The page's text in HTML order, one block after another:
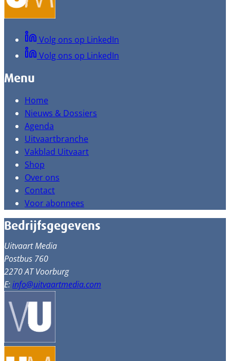
Volg ons op LinkedIn
Volg ons op LinkedIn
Menu
Home
Nieuws & Dossiers
Agenda
Uitvaartbranche
Vakblad Uitvaart
Shop
Over ons
Contact
Voor abonnees
Bedrijfsgegevens
Uitvaart Media
Postbus 760
2270 AT Voorburg
E:info@uitvaartmedia.com